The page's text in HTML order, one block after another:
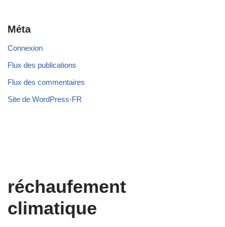
Méta
Connexion
Flux des publications
Flux des commentaires
Site de WordPress-FR
réchaufement
climatique